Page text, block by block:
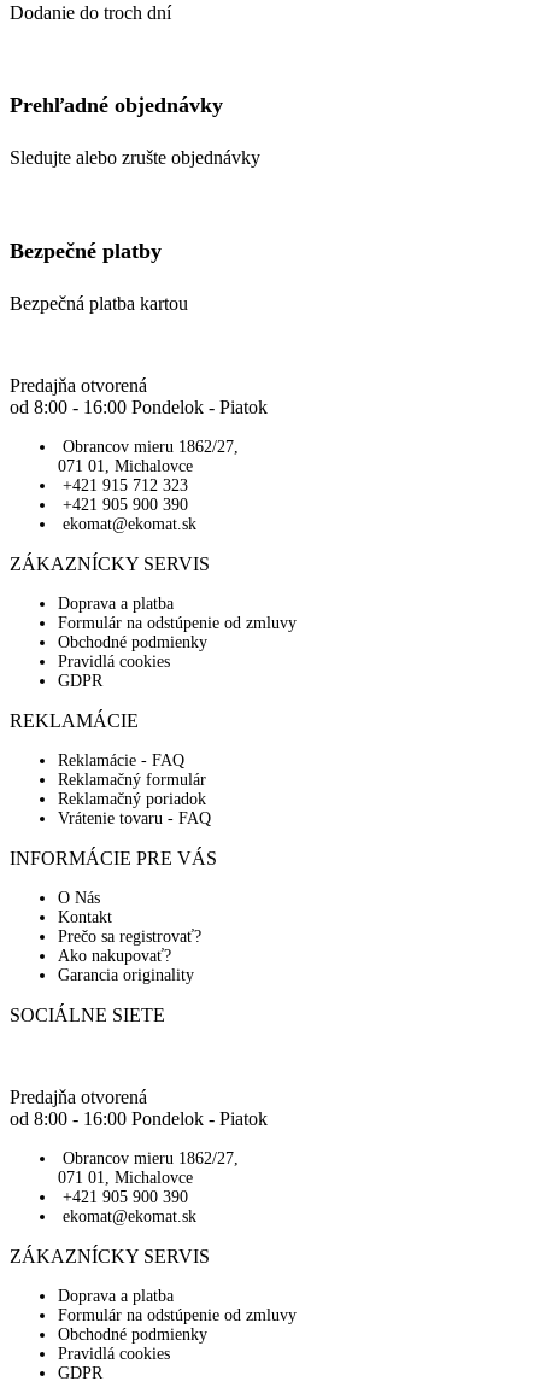
Dodanie do troch dní
Prehľadné objednávky
Sledujte alebo zrušte objednávky
Bezpečné platby
Bezpečná platba kartou
Predajňa otvorená
od 8:00 - 16:00 Pondelok - Piatok
Obrancov mieru 1862/27,
071 01, Michalovce
+421 915 712 323
+421 905 900 390
ekomat@ekomat.sk
ZÁKAZNÍCKY SERVIS
Doprava a platba
Formulár na odstúpenie od zmluvy
Obchodné podmienky
Pravidlá cookies
GDPR
REKLAMÁCIE
Reklamácie - FAQ
Reklamačný formulár
Reklamačný poriadok
Vrátenie tovaru - FAQ
INFORMÁCIE PRE VÁS
O Nás
Kontakt
Prečo sa registrovať?
Ako nakupovať?
Garancia originality
SOCIÁLNE SIETE
Predajňa otvorená
od 8:00 - 16:00 Pondelok - Piatok
Obrancov mieru 1862/27,
071 01, Michalovce
+421 905 900 390
ekomat@ekomat.sk
ZÁKAZNÍCKY SERVIS
Doprava a platba
Formulár na odstúpenie od zmluvy
Obchodné podmienky
Pravidlá cookies
GDPR